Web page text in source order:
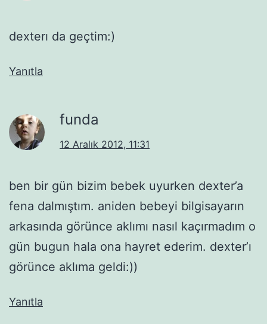
dexterı da geçtim:)
Yanıtla
funda
12 Aralık 2012, 11:31
ben bir gün bizim bebek uyurken dexter’a
fena dalmıştım. aniden bebeyi bilgisayarın
arkasında görünce aklımı nasıl kaçırmadım o
gün bugun hala ona hayret ederim. dexter’ı
görünce aklıma geldi:))
Yanıtla